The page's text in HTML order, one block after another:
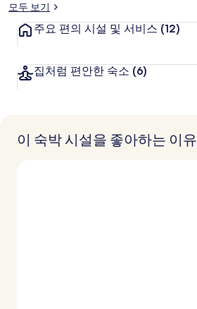
러모두 보기
주요 편의 시설 및 서비스 (12)
집처럼 편안한 숙소 (6)
이 숙박 시설을 좋아하는 이유